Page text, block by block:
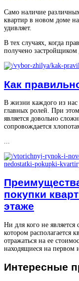
Само наличие
квартир в новом доме
удивляет.
В тех случаях, когда
получено застройщиком
Как
В жизни каждого из нас
главных ролей. При
является довольно
сопровождается
...
покупки
этаже
Ни для кого не является
котором располагается
отражаться на ее
находящиеся на первом
Интересные